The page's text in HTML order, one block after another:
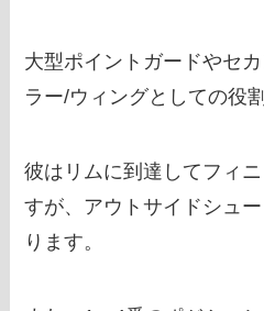
大型ポイントガードやセ
ラー/ウィングとしての役
彼はリムに到達してフィ
すが、アウトサイドシュ
ります。